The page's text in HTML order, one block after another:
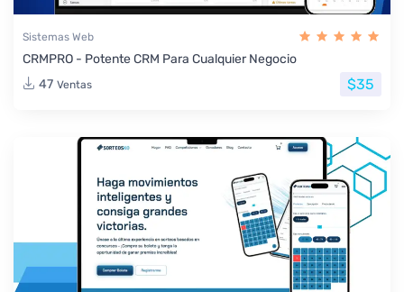
Sistemas Web
CRMPRO - Potente CRM Para Cualquier Negocio
47 Ventas $35